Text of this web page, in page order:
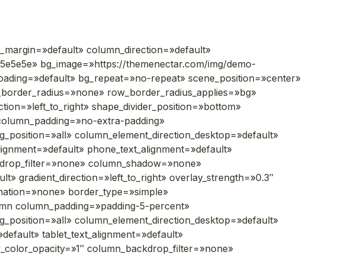
column_direction=»default»
bg_image=»https://themenectar.com/img/demo-
bg_repeat=»no-repeat» scene_position=»center»
row_border_radius_applies=»bg»
shape_divider_position=»bottom»
extra-padding»
column_element_direction_desktop=»default»
phone_text_alignment=»default»
column_shadow=»none»
gradient_direction=»left_to_right» overlay_strength=»0.3″
border_type=»simple»
column_padding=»padding-5-percent»
column_element_direction_desktop=»default»
tablet_text_alignment=»default»
column_backdrop_filter=»none»